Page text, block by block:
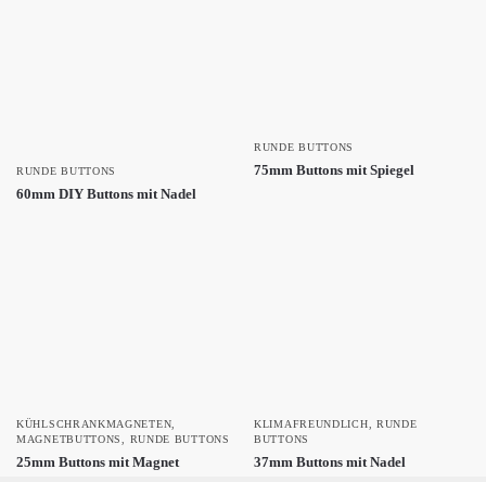
RUNDE BUTTONS
60mm DIY Buttons mit Nadel
RUNDE BUTTONS
75mm Buttons mit Spiegel
KÜHLSCHRANKMAGNETEN
MAGNETBUTTONS
RUNDE BUTTONS
25mm Buttons mit Magnet
KLIMAFREUNDLICH
RUNDE
BUTTONS
37mm Buttons mit Nadel